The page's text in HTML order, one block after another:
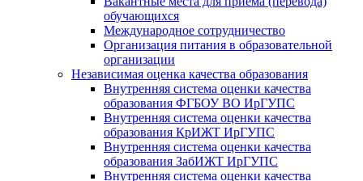
обучающихся
Международное сотрудничество
Организация питания в образовательной
организации
Независимая оценка качества образования
Внутренняя система оценки качества
образования ФГБОУ ВО ИрГУПС
Внутренняя система оценки качества
образования КрИЖТ ИрГУПС
Внутренняя система оценки качества
образования ЗабИЖТ ИрГУПС
Внутренняя система оценки качества